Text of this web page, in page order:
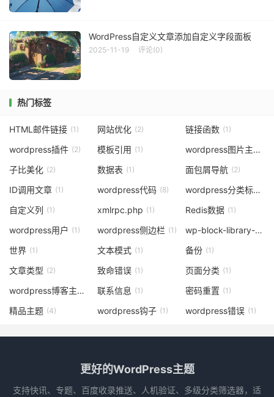
WordPress自定义文章添加自定义字段面板
2025-11-19 评论(0)
热门标签
HTML邮件链接 (1) 网站优化 (2) 链接函数 (1)
wordpress插件 (2) 模板引用 (1) wordpress图片主题
子比美化 (2) 数据表 (1) 面包屑导航 (2)
ID调用文章 (1) wordpress代码 (8) wordpress分类标签
自定义列 (1) xmlrpc.php (1) Redis数据 (1)
wordpress用户 (1) wordpress侧边栏 (1) wp-block-library-css
世界 (1) 文本模式 (1) 备份 (1)
文章类型 (2) 致命错误 (1) 页面分类 (1)
wordpress博客主题 (19)联系信息 (1) 密码重置 (1)
精品主题 (4) wordpress钩子 (1) wordpress错误 (1)
更好的WordPress主题
支持快讯、专题、百度收录推送、人机验证、多级分类筛选器，适